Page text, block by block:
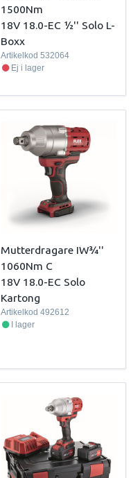
1500Nm
18V 18.0-EC ½'' Solo L-
Boxx
Artikelkod 532064
Ej i lager
Mutterdragare IW¾''
1060Nm C
18V 18.0-EC Solo
Kartong
Artikelkod 492612
I lager